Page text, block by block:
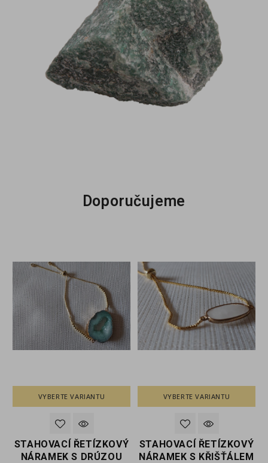
Doporučujeme
VYBERTE VARIANTU
STAHOVACÍ ŘETÍZKOVÝ
NÁRAMEK S DRÚZOU
VYBERTE VARIANTU
STAHOVACÍ ŘETÍZKOVÝ
NÁRAMEK S KŘIŠŤÁLEM